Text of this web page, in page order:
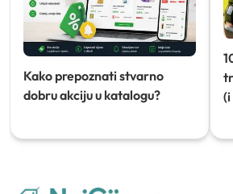
Kako prepoznati stvarno
dobru akciju u katalogu?